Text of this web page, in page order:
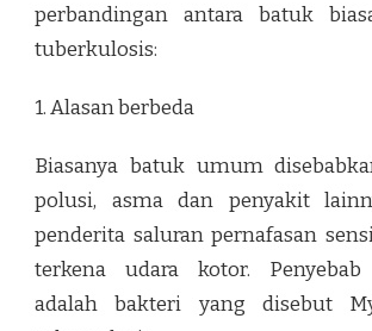
perbandingan antara batuk
tuberkulosis:
1. Alasan berbeda
Biasanya batuk umum
polusi, asma dan penyakit
penderita saluran pernafasan
terkena udara kotor. Penyebab
adalah bakteri yang disebut